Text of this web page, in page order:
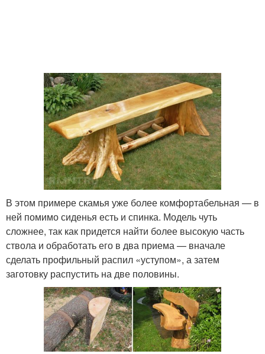
В этом примере скамья уже более комфортабельная — в
ней помимо сиденья есть и спинка. Модель чуть
сложнее, так как придется найти более высокую часть
ствола и обработать его в два приема — вначале
сделать профильный распил «уступом», а затем
заготовку распустить на две половины.